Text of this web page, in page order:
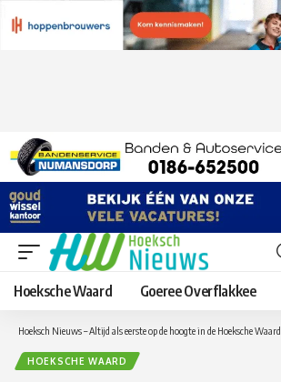
Hoeksche Waard Goeree Overflakkee
Hoeksch Nieuws – Altijd als eerste op de hoogte in de Hoeksche Waard
HOEKSCHE WAARD